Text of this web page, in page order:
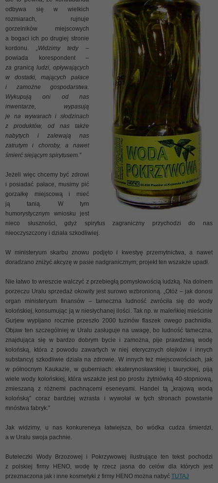
odbywa się w wielkich
rozmiarach, rujnuje
gorzelników miejscowych
a bogaci ich po drugiej stronie
kordonu. „Widzimy tedy–
powiada korespondent –
za granicą ludzi, opływających
w dostatki, mających pałace
i zamożne gospodarstwa.
Wykupują oni od nas
inwentarze, wypasują
je na wywarach i słodzinach
z produktów, od nas także
nabytych i zalewają nas
zatrutym i choroby, a nawet
śmierć siejącym spirytusem.”
Jeżeli więc chcemy być zdrowi
i posiadać pałace, musimy pić
gorzałkę miejscową i mieć
ją tanią. W tym
humorystycznym wniosku jest
nieco słuszności, gdyż spirytus zagraniczny przychodzi do nas
nieoczyszczony i działa szkodliwiej.
W ministeryum skarbu znowu podjęto i kwestyę przemytnictwa, a nawet
doradzano zniżyć akcyzę w pasie nadgranicznym; projekt ten wszakże upadł.
Nie łatwo to wreszcie walczyć z przebiegłą pomysłowością ludzką. Na dolnem
porzeczu Uralu sprzedaż okowity jest surowo wzbronioną. „Otóż – jak donosi
organ ministeryum finansów – tameczna ludność zwróciła się do wody
kolońskiej, konsumując ją w niesłychanej ilości. Tak np. w maleńkiej mieścinie
Gurjew wypijano rocznie przeszło 2000 tuzinów flaszek owego pachnidła.
Objaw ten szczególniej w Uralu zasługuje na uwagę, bo ludność tameczna,
znajdująca się w bardzo dobrym bycie i zamożna, pije prawdziwą wodę
kolońską, która z powodu zawartych w niej eterycznych olejków i innych
substancyj szkodliwie działa na zdrowie. W innych też miejscowościach, jak
w północnym Kaukazie, w guberniach: ekaterynosławskiej i tauryckiej, piją
wiele wody kolońskiej, która wszakże jest po prostu żytniówką 40-stopniową,
zmieszaną z różnemi pachnącemi eseneyami. Handel tą „krajową wodą
kolońską” coraz bardziej wzrasta i wywołał w tych stronach powstanie
mnóstwa fabryk.”
Jak widzimy, u nas konkureneya łatwiejsza, bo wódka cudza śmierdzi,
a w Uralu swoja pachnie.
Buteleczki Wody Brzozowej i Pokrzywowej ilustrujące ten tekst pochodzi
z polskiej firmy HENO, wodę tę rzecz jasna do celów dla których jest
przeznaczona jak i inne kosmetyki z firmy HENO można nabyćTUTAJ